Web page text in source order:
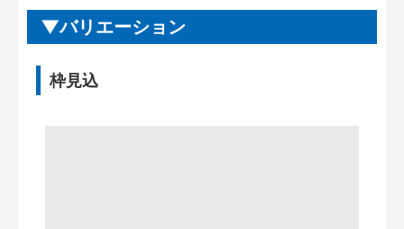
バリエーション
枠見込